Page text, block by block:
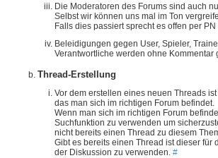
Die Moderatoren des Forums sind auch
Selbst wir können uns mal im Ton
Falls dies passiert sprecht es offen per PN
Beleidigungen gegen User, Spieler,
Verantwortliche werden ohne Kommentar
Thread-Erstellung
Vor dem erstellen eines neuen Threads
das man sich im richtigen Forum befindet.
Wenn man sich im richtigen Forum
Suchfunktion zu verwenden um
nicht bereits einen Thread zu diesem
Gibt es bereits einen Thread ist dieser für
der Diskussion zu verwenden. #